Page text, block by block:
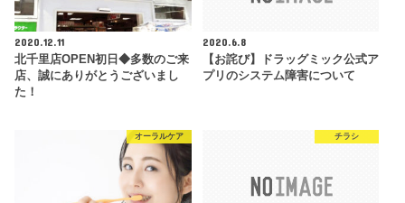
2020.12.11
北千里店OPEN初日◆多数のご来
店、誠にありがとうございまし
た！
2020.6.8
【お詫び】ドラッグミック公式ア
プリのシステム障害について
オーラルケア チラシ